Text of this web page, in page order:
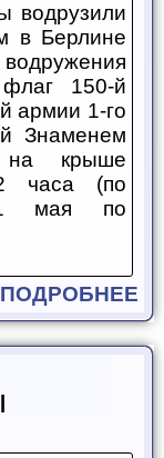
водрузили
в Берлине
150-й
армии 1-го
Знаменем
на крыше
часа (по
1 мая по
ПОДРОБНЕЕ